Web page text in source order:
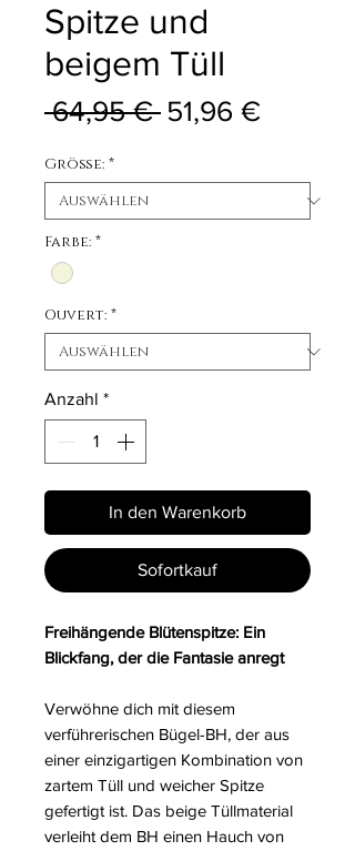
Spitze und
beigem Tüll
64,95 € Standardpreis
51,96 €Sale-
Größe: *
Farbe: *
Ouvert: *
Anzahl *
In den Warenkorb
Sofortkauf
Freihängende Blütenspitze: Ein
Blickfang, der die Fantasie anregt
Verwöhne dich mit diesem
verführerischen Bügel-BH, der aus
einer einzigartigen Kombination von
zartem Tüll und weicher Spitze
gefertigt ist. Das beige Tüllmaterial
verleiht dem BH einen Hauch von